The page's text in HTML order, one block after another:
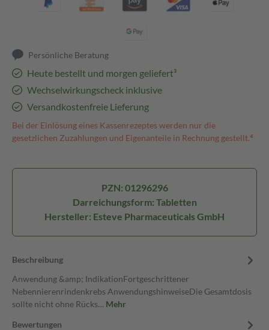
Persönliche Beratung
Heute bestellt und morgen geliefert³
Wechselwirkungscheck inklusive
Versandkostenfreie Lieferung
Bei der Einlösung eines Kassenrezeptes werden nur die
gesetzlichen Zuzahlungen und Eigenanteile in Rechnung gestellt.⁴
PZN: 01296296
Darreichungsform: Tabletten
Hersteller: Esteve Pharmaceuticals GmbH
Beschreibung
Anwendung &amp; IndikationFortgeschrittener
Nebennierenrindenkrebs AnwendungshinweiseDie Gesamtdosis
sollte nicht ohne Rücks… Mehr
Bewertungen